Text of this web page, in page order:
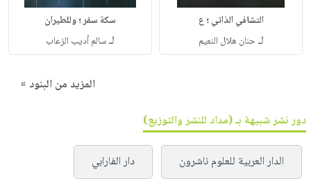
التشافي الذاتي ؛ ع
لـحنان هلال النعيم
سكة سفر ؛ وللطيران
لـسالم أديب الزعاب
المزيد من البنود »
دور نشر شبيهة بـ (مداد للنشر والتوزيع)
الدار العربية للعلوم ناشرون دار الفارابي